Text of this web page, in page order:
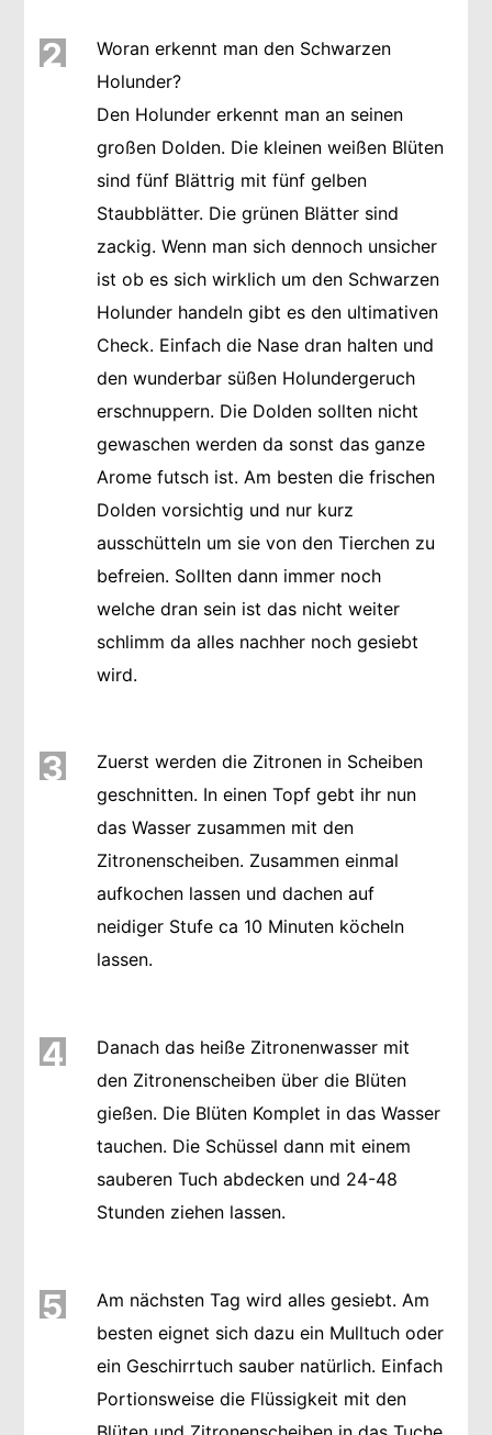
2
Woran erkennt man den Schwarzen
Holunder?
Den Holunder erkennt man an seinen
großen Dolden. Die kleinen weißen Blüten
sind fünf Blättrig mit fünf gelben
Staubblätter. Die grünen Blätter sind
zackig. Wenn man sich dennoch unsicher
ist ob es sich wirklich um den Schwarzen
Holunder handeln gibt es den ultimativen
Check. Einfach die Nase dran halten und
den wunderbar süßen Holundergeruch
erschnuppern. Die Dolden sollten nicht
gewaschen werden da sonst das ganze
Arome futsch ist. Am besten die frischen
Dolden vorsichtig und nur kurz
ausschütteln um sie von den Tierchen zu
befreien. Sollten dann immer noch
welche dran sein ist das nicht weiter
schlimm da alles nachher noch gesiebt
wird.
3
Zuerst werden die Zitronen in Scheiben
geschnitten. In einen Topf gebt ihr nun
das Wasser zusammen mit den
Zitronenscheiben. Zusammen einmal
aufkochen lassen und dachen auf
neidiger Stufe ca 10 Minuten köcheln
lassen.
4
Danach das heiße Zitronenwasser mit
den Zitronenscheiben über die Blüten
gießen. Die Blüten Komplet in das Wasser
tauchen. Die Schüssel dann mit einem
sauberen Tuch abdecken und 24-48
Stunden ziehen lassen.
5
Am nächsten Tag wird alles gesiebt. Am
besten eignet sich dazu ein Mulltuch oder
ein Geschirrtuch sauber natürlich. Einfach
Portionsweise die Flüssigkeit mit den